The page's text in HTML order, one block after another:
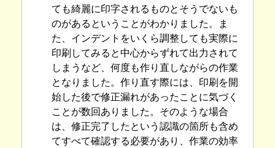
ても綺麗に印字されるものとそうでないも
のがあるということがわかりました。ま
た、インデントをいくら調整しても実際に
印刷してみると中心からずれて出力されて
しまうなど、何度も作り直しながらの作業
となりました。作り直す際には、印刷を開
始した後で修正漏れがあったことに気づく
ことが数回ありました。そのような場合
は、修正完了したという認識の箇所も含め
てすべて確認する必要があり、作業の効率